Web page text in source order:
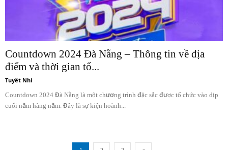
Countdown 2024 Đà Nẵng – Thông tin về địa
điểm và thời gian tổ...
Tuyết Nhi
Countdown 2024 Đà Nẵng là một chương trình đặc sắc được tổ chức vào dịp
cuối năm hàng năm. Đây là sự kiện hoành...